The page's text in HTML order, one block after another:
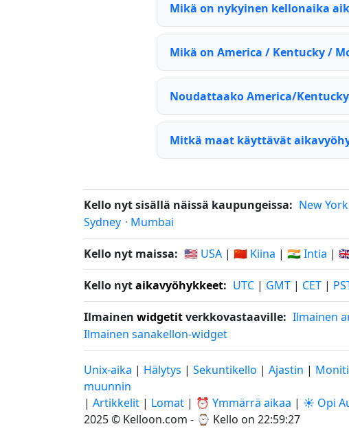
Mikä on nykyinen kellonaika
Mikä on America / Kentucky /
Noudattaako America/
Mitkä maat käyttävät
Kello nyt sisällä näissä kaupungeissa: New York
Sydney · Mumbai
Kello nyt maissa: 🇺🇸 USA | 🇨🇳 Kiina | 🇮🇳 Intia |
Kello nytaikavyöhykkeet: UTC | GMT | CET |
Ilmainen widgetitverkkovastaaville: Ilmainen
Ilmainen sanakellon-widget
Unix-aika | Hälytys | Sekuntikello | Ajastin |
muunnin
| Artikkelit | Lomat | ⏰ Ymmärrä aikaa | ☀️ Opi
2025 © Kelloon.com - ⌚ Kello on 22:59:28